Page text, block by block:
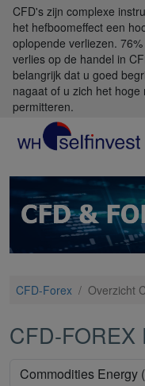
CFD's zijn complexe
het hefboomeffect een
oplopende verliezen.
verlies op de handel in
belangrijk dat u goed
nagaat of u zich het
permitteren.
CFD-Forex / Overzicht
CFD-FOREX